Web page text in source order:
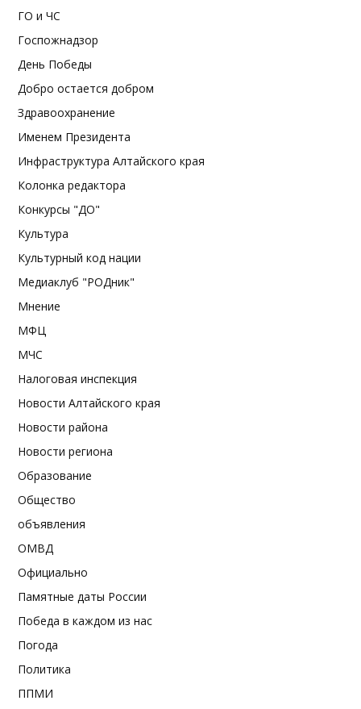
ГО и ЧС
Госпожнадзор
День Победы
Добро остается добром
Здравоохранение
Именем Президента
Инфраструктура Алтайского края
Колонка редактора
Конкурсы "ДО"
Культура
Культурный код нации
Медиаклуб "РОДник"
Мнение
МФЦ
МЧС
Налоговая инспекция
Новости Алтайского края
Новости района
Новости региона
Образование
Общество
объявления
ОМВД
Официально
Памятные даты России
Победа в каждом из нас
Погода
Политика
ППМИ